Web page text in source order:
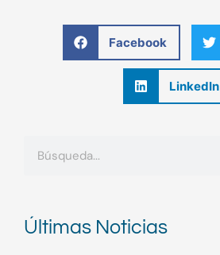
Facebook
LinkedIn
Últimas Noticias